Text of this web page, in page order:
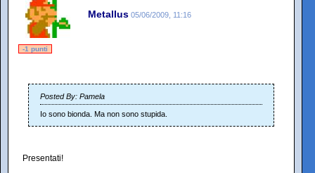
Metallus 05/06/2009, 11:16
-1 punti
Posted By: Pamela
Io sono bionda. Ma non sono stupida.
Presentati!